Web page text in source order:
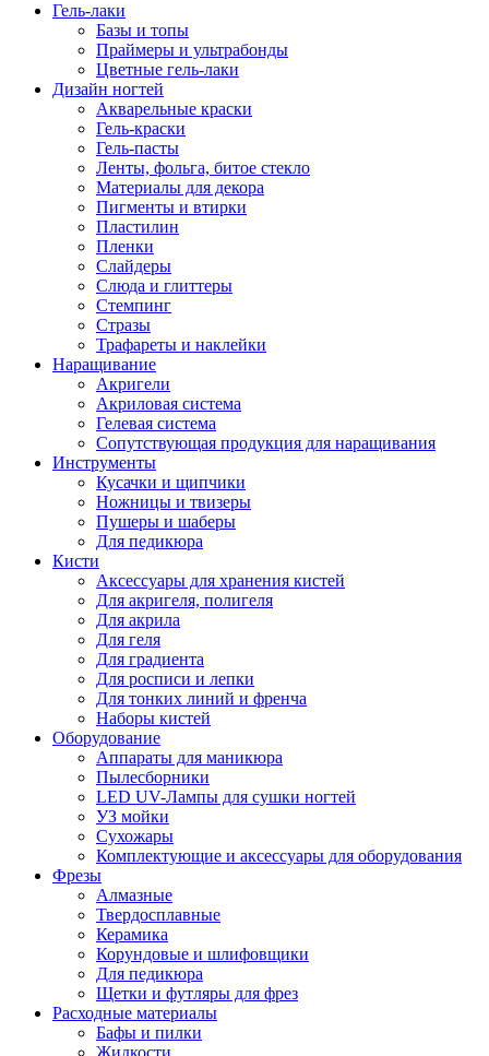
Гель-лаки
Базы и топы
Праймеры и ультрабонды
Цветные гель-лаки
Дизайн ногтей
Акварельные краски
Гель-краски
Гель-пасты
Ленты, фольга, битое стекло
Материалы для декора
Пигменты и втирки
Пластилин
Пленки
Слайдеры
Слюда и глиттеры
Стемпинг
Стразы
Трафареты и наклейки
Наращивание
Акригели
Акриловая система
Гелевая система
Сопутствующая продукция для наращивания
Инструменты
Кусачки и щипчики
Ножницы и твизеры
Пушеры и шаберы
Для педикюра
Кисти
Аксессуары для хранения кистей
Для акригеля, полигеля
Для акрила
Для геля
Для градиента
Для росписи и лепки
Для тонких линий и френча
Наборы кистей
Оборудование
Аппараты для маникюра
Пылесборники
LED UV-Лампы для сушки ногтей
УЗ мойки
Сухожары
Комплектующие и аксессуары для оборудования
Фрезы
Алмазные
Твердосплавные
Керамика
Корундовые и шлифовщики
Для педикюра
Щетки и футляры для фрез
Расходные материалы
Бафы и пилки